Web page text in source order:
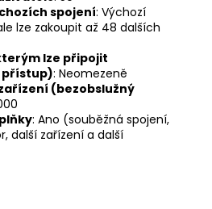
spojení: Výchozí
lze zakoupit až 48 dalších
lze připojit
: Neomezeně
(bezobslužný
: Ano (souběžná spojení,
další zařízení a další